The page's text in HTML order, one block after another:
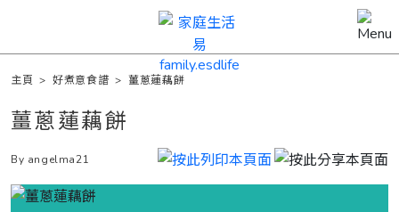
主頁 >好煮意食譜 >薑蔥蓮藕餅
薑蔥蓮藕餅
By angelma21